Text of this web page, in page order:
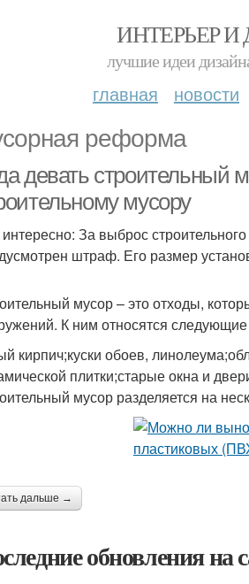
ИНТЕРЬЕР И
лучшие идеи
главная новости
реформа
девать строительный
мусору
За выброс
штраф. Его размер
мусор – это отходы,
К ним относятся
кирпич;куски обоев,
плитки;старые окна и
мусор разделяется на
дальше →
обновления на